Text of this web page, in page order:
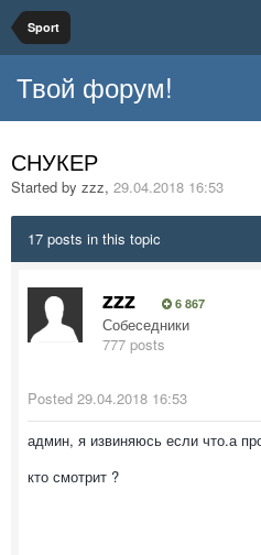
Sport
Твой форум!
СНУКЕР
Started by zzz, 29.04.2018 16:53
17 posts in this topic
zzz 6 867
Собеседники
777 posts
Posted 29.04.2018 16:53
админ, я извиняюсь если что.а
кто смотрит ?